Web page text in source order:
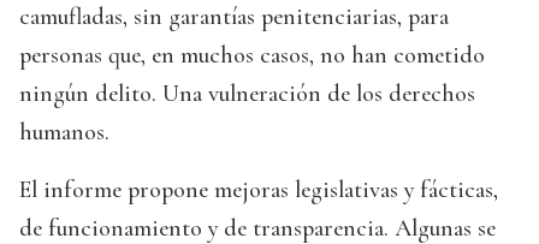
camufladas, sin garantías penitenciarias, para
personas que, en muchos casos, no han cometido
ningún delito. Una vulneración de los derechos
humanos.
El informe propone mejoras legislativas y fácticas,
de funcionamiento y de transparencia. Algunas se